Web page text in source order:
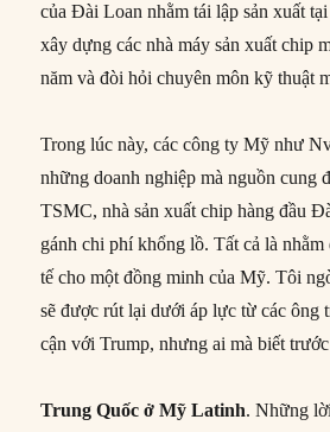
của Đài Loan nhằm tái lập sản xuất
xây dựng các nhà máy sản xuất chip
năm và đòi hỏi chuyên môn kỹ thuật
Trong lúc này, các công ty Mỹ như
những doanh nghiệp mà nguồn cung
TSMC, nhà sản xuất chip hàng đầu
gánh chi phí khổng lồ. Tất cả là
tế cho một đồng minh của Mỹ. Tôi
sẽ được rút lại dưới áp lực từ các ông
cận với Trump, nhưng ai mà biết
Trung Quốc ở Mỹ Latinh. Những